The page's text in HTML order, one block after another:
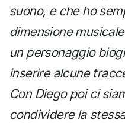
suono, e che ho
dimensione
un personaggio
inserire alcune
Con Diego poi ci
condividere la